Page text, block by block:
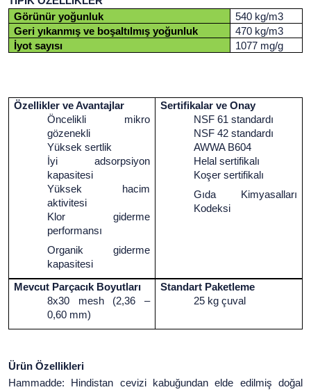
Görünür yoğunluk
540 kg/m3
Geri yıkanmış ve boşaltılmış yoğunluk
470 kg/m3
İyot sayısı
1077 mg/g
Özellikler ve Avantajlar
Öncelikli mikro
gözenekli
Yüksek sertlik
İyi adsorpsiyon
kapasitesi
Yüksek hacim
aktivitesi
Klor giderme
performansı
Organik giderme
kapasitesi
Sertifikalar ve Onay
NSF 61 standardı
NSF 42 standardı
AWWA B604
Helal sertifikalı
Koşer sertifikalı
Gıda Kimyasalları
Kodeksi
Mevcut Parçacık Boyutları
8x30 mesh (2,36 –
0,60 mm)
Standart Paketleme
25 kg çuval
Ürün Özellikleri
Hammadde: Hindistan cevizi kabuğundan elde edilmiş doğal